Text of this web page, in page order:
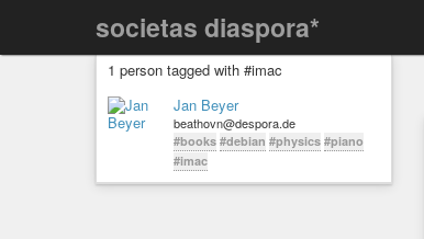
societas diaspora*
1 person tagged with #imac
Jan Beyer
beathovn@despora.de
#books #debian #physics #piano
#imac